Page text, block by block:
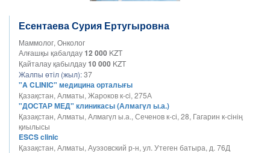
Есентаева Сурия Ертугыровна
Маммолог, Онколог
Алғашқы қабалдау12 000 KZT
Қайталау қабылдау10 000 KZT
Жалпы өтіл (жыл):37
"A CLINIC" медицина орталығы
Қазақстан, Алматы, Жароков к-ci, 275А
"ДОСТАР МЕД" клиникасы (Алмагүл ы.а.)
Қазақстан, Алматы, Алмагүл ы.а., Сеченов к-сі, 28, Гагарин к-сінің
қиылысы
ESCS clinic
Қазақстан, Алматы, Ауэзовский р-н, ​​ул. Утеген батыра, д. 76Д